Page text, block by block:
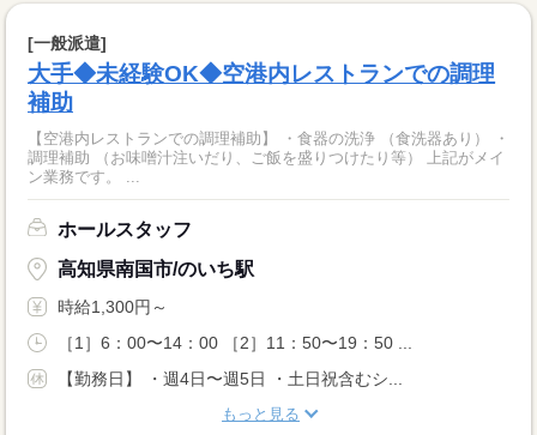
[一般派遣]
大手◆未経験OK◆空港内レストランでの調理
補助
【空港内レストランでの調理補助】 ・食器の洗浄 （食洗器あり） ・
調理補助 （お味噌汁注いだり、ご飯を盛りつけたり等） 上記がメイ
ン業務です。 ...
ホールスタッフ
高知県南国市/のいち駅
時給1,300円～
［1］6：00〜14：00 ［2］11：50〜19：50 ...
【勤務日】 ・週4日〜週5日 ・土日祝含むシ...
もっと見る